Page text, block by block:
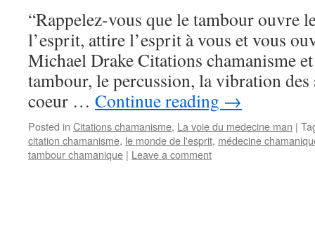
“Rappelez-vous que le tambour ouvre
l’esprit, attire l’esprit à vous et vous
Michael Drake Citations chamanisme
tambour, le percussion, la vibration des
coeur … Continue reading →
Posted in Citations chamanisme, La voie du medecine man |
citation chamanisme, le monde de l'esprit, médecine
tambour chamanique | Leave a comment